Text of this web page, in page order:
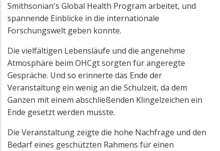
Smithsonian's Global Health Program arbeitet, und
spannende Einblicke in die internationale
Forschungswelt geben konnte.
Die vielfältigen Lebensläufe und die angenehme
Atmosphäre beim OHCgt sorgten für angeregte
Gespräche. Und so erinnerte das Ende der
Veranstaltung ein wenig an die Schulzeit, da dem
Ganzen mit einem abschließenden Klingelzeichen ein
Ende gesetzt werden musste.
Die Veranstaltung zeigte die hohe Nachfrage und den
Bedarf eines geschützten Rahmens für einen